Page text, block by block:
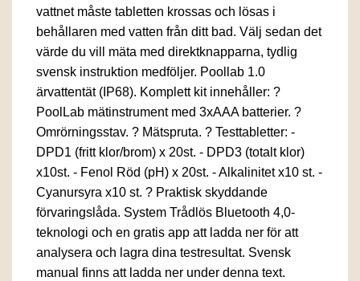
vattnet måste tabletten krossas och lösas i
behållaren med vatten från ditt bad. Välj sedan det
värde du vill mäta med direktknapparna, tydlig
svensk instruktion medföljer. Poollab 1.0
ärvattentät (IP68). Komplett kit innehåller: ?
PoolLab mätinstrument med 3xAAA batterier. ?
Omrörningsstav. ? Mätspruta. ? Testtabletter: -
DPD1 (fritt klor/brom) x 20st. - DPD3 (totalt klor)
x10st. - Fenol Röd (pH) x 20st. - Alkalinitet x10 st. -
Cyanursyra x10 st. ? Praktisk skyddande
förvaringslåda. System Trådlös Bluetooth 4,0-
teknologi och en gratis app att ladda ner för att
analysera och lagra dina testresultat. Svensk
manual finns att ladda ner under denna text.